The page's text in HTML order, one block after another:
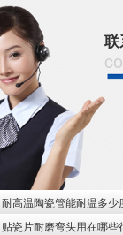
耐高温陶瓷管能耐温多少
贴瓷片耐磨弯头用在哪些